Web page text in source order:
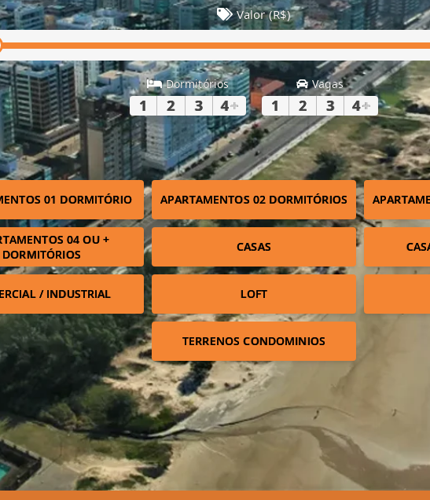
Valor (R$)
Dormitórios
1 2 3 4+
Vagas
1 2 3 4+
01 DORMITÓRIO APARTAMENTOS 02 DORMITÓRIOS
04 OU +
DORMITÓRIOS
CASAS
/ INDUSTRIAL LOFT
TERRENOS CONDOMINIOS